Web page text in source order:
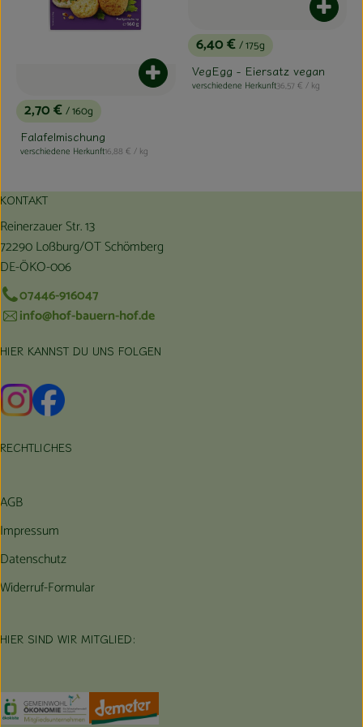
, Preis:
2,70 €/ 160g
Falafelmischung
, Herkunft:
verschiedene Herkunft, Referenzpreis:
16,88 € / kg
Produkt zum Warenkorb hinzufügen
, Preis:
6,40 €/ 175g
VegEgg - Eiersatz vegan
, Herkunft:
verschiedene Herkunft, Referenzpreis:
36,57 € / kg
KONTAKT
Reinerzauer Str. 13
72290 Loßburg/OT Schömberg
DE-ÖKO-006
07446-916047
info@hof-bauern-hof.de
HIER KANNST DU UNS FOLGEN
Externer Link zu https://www.instagram.com/hofbauernhof/
Externer Link zu https://www.facebook.com/
RECHTLICHES
AGB
Impressum
Datenschutz
Widerruf-Formular
HIER SIND WIR MITGLIED:
Externer Link zu https://www.oekokiste.de/
Externer Link zu https://germany.econgood.org/